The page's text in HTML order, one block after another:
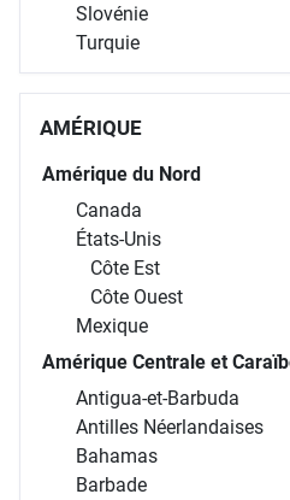
Slovénie
Turquie
AMÉRIQUE
Amérique du Nord
Canada
États-Unis
Côte Est
Côte Ouest
Mexique
Amérique Centrale et
Antigua-et-Barbuda
Antilles Néerlandaises
Bahamas
Barbade